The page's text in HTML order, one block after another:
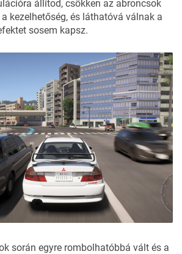
állítod, csökken az abroncsok
kezelhetőség, és láthatóvá válnak a
sosem kapsz.
során egyre rombolhatóbbá vált és a